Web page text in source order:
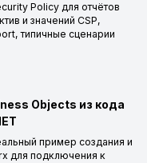
Policy для отчётов
и значений CSP,
типичные сценарии
Objects из кода
пример создания и
для подключения к